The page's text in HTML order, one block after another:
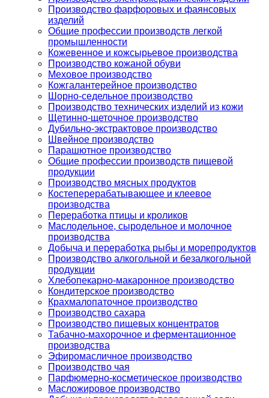
Производство фарфоровых и фаянсовых
изделий
Общие профессии производств легкой
промышленности
Кожевенное и кожсырьевое производства
Производство кожаной обуви
Меховое производство
Кожгалантерейное производство
Шорно-седельное производство
Производство технических изделий из кожи
Щетинно-щеточное производство
Дубильно-экстрактовое производство
Швейное производство
Парашютное производство
Общие профессии производств пищевой
продукции
Производство мясных продуктов
Костеперерабатывающее и клеевое
производства
Переработка птицы и кроликов
Маслодельное, сыродельное и молочное
производства
Добыча и переработка рыбы и морепродуктов
Производство алкогольной и безалкогольной
продукции
Хлебопекарно-макаронное производство
Кондитерское производство
Крахмалопаточное производство
Производство сахара
Производство пищевых концентратов
Табачно-махорочное и ферментационное
производства
Эфиромасличное производство
Производство чая
Парфюмерно-косметическое производство
Масложировое производство